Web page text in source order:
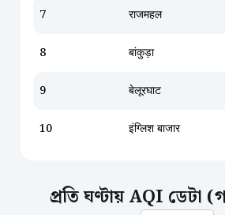
7 राजमहल
8 बांकुड़ा
9 बेलूरघाट
10 इंग्लिश बाजार
প্রতি ঘণ্টায় AQI ডেটা